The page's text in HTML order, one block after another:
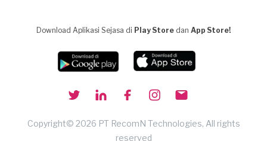
Download Aplikasi Sejasa di Play Store dan App Store!
Copyright© 2026 PT RecomN Technologies, All rights
reserved